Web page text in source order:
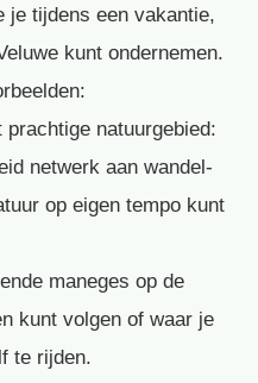
je tijdens een vakantie,
kunt ondernemen.
natuurgebied:
netwerk aan wandel-
op eigen tempo kunt
maneges op de
kunt volgen of waar je
te rijden.